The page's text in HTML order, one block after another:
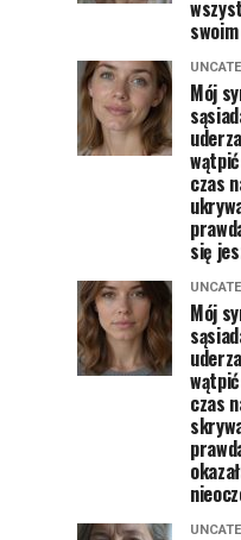
Mój
czas
się
Mój
czas